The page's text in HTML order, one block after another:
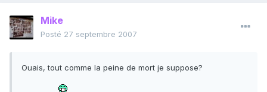
Mike
Posté 27 septembre 2007
Ouais, tout comme la peine de mort je suppose?